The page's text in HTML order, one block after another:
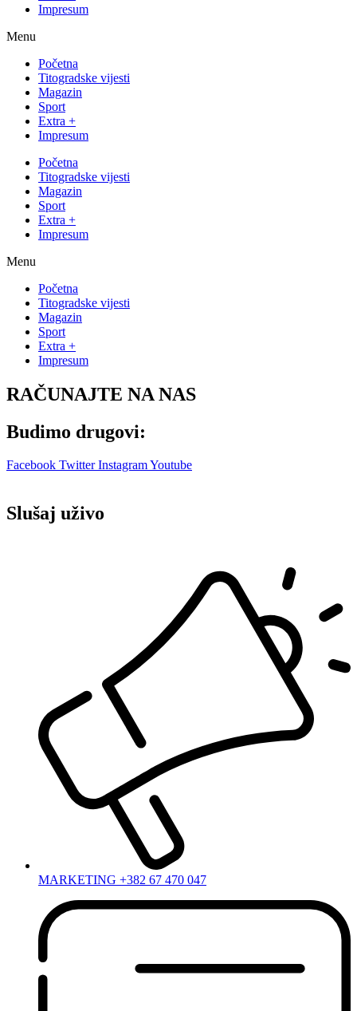
Impresum
Menu
Početna
Titogradske vijesti
Magazin
Sport
Extra +
Impresum
Početna
Titogradske vijesti
Magazin
Sport
Extra +
Impresum
Menu
Početna
Titogradske vijesti
Magazin
Sport
Extra +
Impresum
RAČUNAJTE NA NAS
Budimo drugovi:
Facebook Twitter InstagramYoutube
Slušaj uživo
MARKETING +382 67 470 047